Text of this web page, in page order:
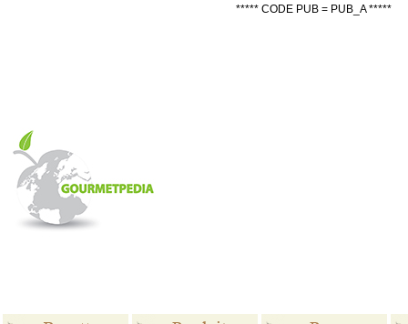
***** CODE PUB = PUB_A *****